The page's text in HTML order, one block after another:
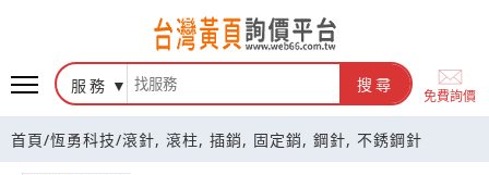
台灣黃頁詢價平台
服務 搜尋
免費詢價
首頁/恆勇科技/滾針, 滾柱, 插銷, 固定銷, 鋼針, 不銹鋼針